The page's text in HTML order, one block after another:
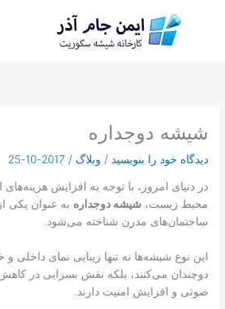
شیشه دوجداره
دیدگاه‌ خود را بنویسید / وبلاگ /
2017-10-25
در دنیای امروز، با توجه به افزایش
محیط زیست، شیشه دوجداره به عنوان یکی
ساختمان‌های مدرن شناخته می‌شود.
این نوع شیشه‌ها نه تنها زیبایی نمای داخلی
دوچندان می‌کنند، بلکه نقش بسزایی در
صوتی و افزایش امنیت دارند.